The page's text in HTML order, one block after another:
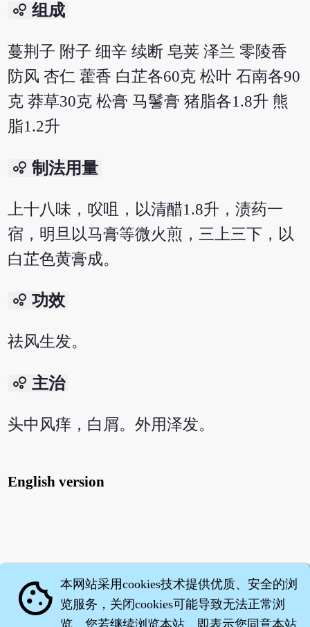
bubble_chart 组成
蔓荆子 附子 细辛 续断 皂荚 泽兰 零陵香
防风 杏仁 藿香 白芷各60克 松叶 石南各90
克 莽草30克 松膏 马鬐膏 猪脂各1.8升 熊
脂1.2升
bubble_chart 制法用量
上十八味，㕮咀，以清醋1.8升，渍药一
宿，明旦以马膏等微火煎，三上三下，以
白芷色黄膏成。
bubble_chart 功效
祛风生发。
bubble_chart 主治
头中风痒，白屑。外用泽发。
English version
cookie 本网站采用cookies技术提供优质、安全的浏
览服务，关闭cookies可能导致无法正常浏
览。您若继续浏览本站，即表示您同意本站